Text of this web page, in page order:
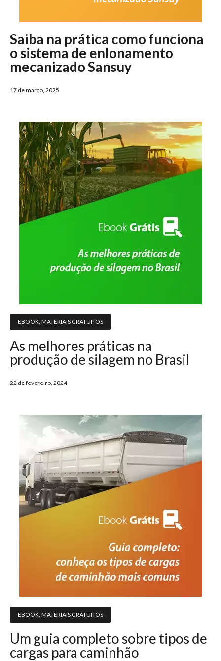
Saiba na prática como funciona
o sistema de enlonamento
mecanizado Sansuy
17 de março, 2025
EBOOK MATERIAIS GRATUITOS
As melhores práticas na
produção de silagem no Brasil
22 de fevereiro, 2024
EBOOK MATERIAIS GRATUITOS
Um guia completo sobre tipos de
cargas para caminhão